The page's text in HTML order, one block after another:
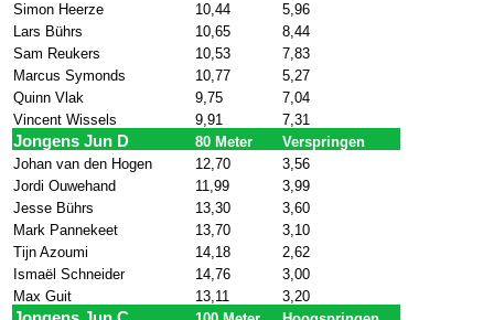
Simon Heerze
10,44
5,96
Lars Bührs
10,65
8,44
Sam Reukers
10,53
7,83
Marcus Symonds
10,77
5,27
Quinn Vlak
9,75
7,04
Vincent Wissels
9,91 7,31
Jongens Jun D 80 Meter
Verspringen
Johan van den Hogen
12,70
3,56
Jordi Ouwehand
11,99
3,99
Jesse Bührs
13,30
3,60
Mark Pannekeet
13,70
3,10
Tijn Azoumi
14,18
2,62
Ismaël Schneider
14,76
3,00
Max Guit
13,11 3,20